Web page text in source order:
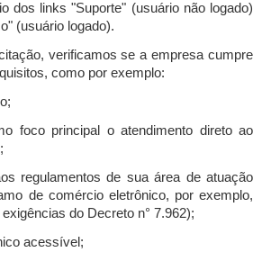
dos links "Suporte" (usuário não logado)
(usuário logado).
verificamos se a empresa cumpre
como por exemplo:
principal o atendimento direto ao
de sua área de atuação
de comércio eletrônico, por exemplo,
do Decreto n° 7.962);
acessível;